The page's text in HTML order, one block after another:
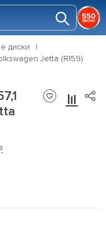
диски
Jetta (R159)